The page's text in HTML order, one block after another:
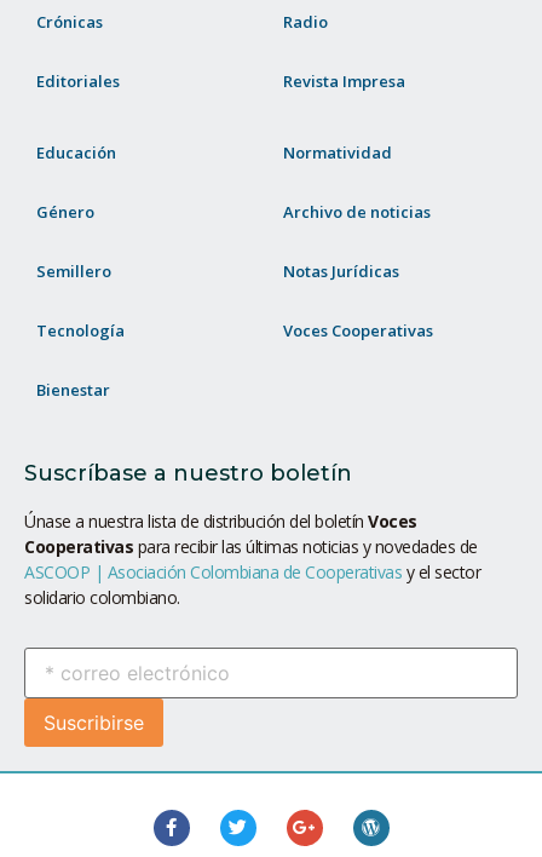
Crónicas
Editoriales
Radio
Revista Impresa
Educación
Género
Semillero
Tecnología
Bienestar
Normatividad
Archivo de noticias
Notas Jurídicas
Voces Cooperativas
Suscríbase a nuestro boletín
Únase a nuestra lista de distribución del boletín Voces
Cooperativas para recibir las últimas noticias y novedades de
ASCOOP | Asociación Colombiana de Cooperativas y el sector
solidario colombiano.